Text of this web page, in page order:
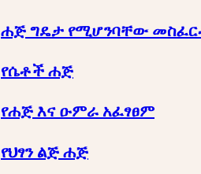
ሐጅ ግዴታ የሚሆንባቸው
የሴቶች ሐጅ
የሐጅ እና ዑምራ አፈፃፀም
የህፃን ልጅ ሐጅ